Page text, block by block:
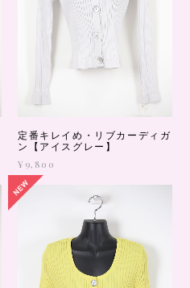
定番キレイめ・リブカーディガ
ン【アイスグレー】
¥9,800